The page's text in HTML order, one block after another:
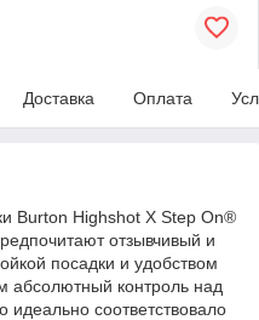
Доставка Оплата
Burton Highshot X Step On®
отзывчивый и
посадки и удобством
контроль над
соответствовало